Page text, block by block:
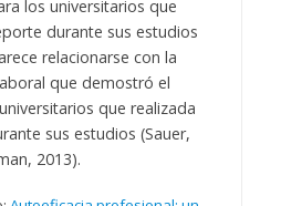
los universitarios que
durante sus estudios
relacionarse con la
que demostró el
que realizada
sus estudios (Sauer,
2013).